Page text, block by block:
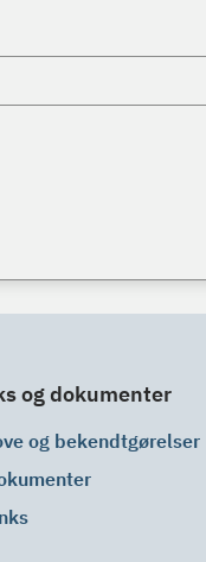
og dokumenter
og bekendtgørelser